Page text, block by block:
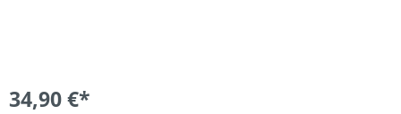
34,90 €*